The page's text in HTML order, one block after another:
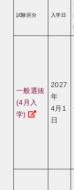
試験区分 入学日
一般選抜
(4月入
学)
2027
年
4月1
日